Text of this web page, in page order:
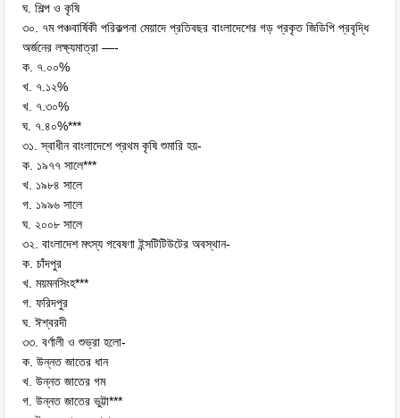
ঘ. শিল্প ও কৃষি
৩০. ৭ম পঞ্চবার্ষিকী পরিকল্পনা মেয়াদে প্রতিবছর বাংলাদেশের গড় প্রকৃত জিডিপি প্রবৃদ্ধি
অর্জনের লক্ষ্যমাত্রা —-
ক. ৭.০০%
খ. ৭.১২%
খ. ৭.৩০%
ঘ. ৭.৪০%***
৩১. স্বাধীন বাংলাদেশে প্রথম কৃষি শুমারি হয়-
ক. ১৯৭৭ সালে***
খ. ১৯৮৪ সালে
গ. ১৯৯৬ সালে
ঘ. ২০০৮ সালে
৩২. বাংলাদেশ মৎস্য গবেষণা ইন্সটিটিউটের অবস্থান-
ক. চাঁদপুর
খ. ময়মনসিংহ***
গ. ফরিদপুর
ঘ. ঈশ্বরদী
৩৩. বর্ণালী ও শুভ্রা হলো-
ক. উন্নত জাতের ধান
খ. উন্নত জাতের গম
গ. উন্নত জাতের ভুট্টা***